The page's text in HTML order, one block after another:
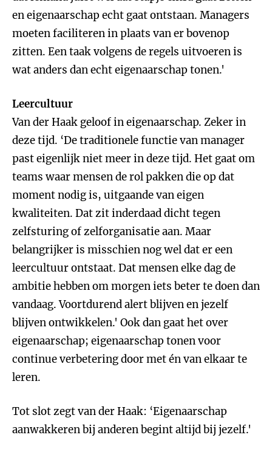
en eigenaarschap echt gaat ontstaan. Managers
moeten faciliteren in plaats van er bovenop
zitten. Een taak volgens de regels uitvoeren is
wat anders dan echt eigenaarschap tonen.'
Leercultuur
Van der Haak geloof in eigenaarschap. Zeker in
deze tijd. ‘De traditionele functie van manager
past eigenlijk niet meer in deze tijd. Het gaat om
teams waar mensen de rol pakken die op dat
moment nodig is, uitgaande van eigen
kwaliteiten. Dat zit inderdaad dicht tegen
zelfsturing of zelforganisatie aan. Maar
belangrijker is misschien nog wel dat er een
leercultuur ontstaat. Dat mensen elke dag de
ambitie hebben om morgen iets beter te doen dan
vandaag. Voortdurend alert blijven en jezelf
blijven ontwikkelen.' Ook dan gaat het over
eigenaarschap; eigenaarschap tonen voor
continue verbetering door met én van elkaar te
leren.
Tot slot zegt van der Haak: ‘Eigenaarschap
aanwakkeren bij anderen begint altijd bij jezelf.'